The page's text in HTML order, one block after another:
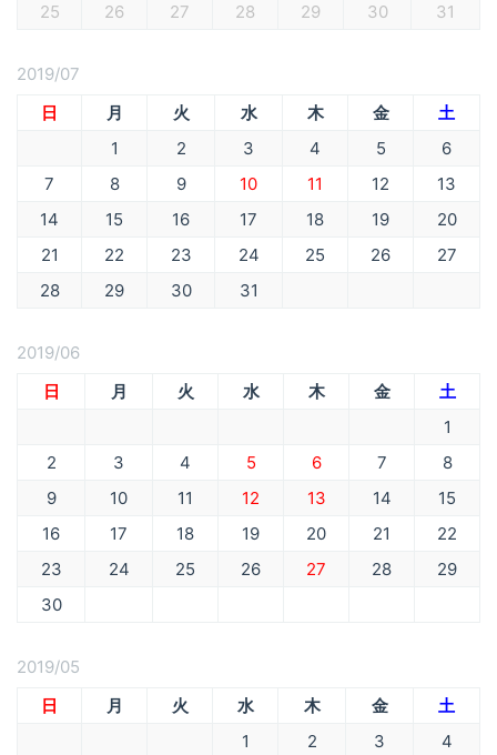
25
26 27 28 29 30 31
2019/07
日
月 火 水 木 金
土
1
2 3 4 5
6
7
8 9 10 11 12
13
14
15 16 17 18 19
20
21
22 23 24 25 26
27
28
29 30 31
2019/06
日
月 火 水 木 金
土
1
2
3 4 5 6 7
8
9
10 11 12 13 14
15
16
17 18 19 20 21
22
23
24 25 26 27 28
29
30
2019/05
日
月 火 水 木 金
土
1
2 3
4